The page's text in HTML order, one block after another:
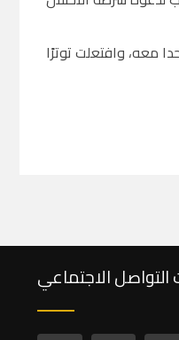
معه، وافتعلت توترًا
التواصل الاجتماعي